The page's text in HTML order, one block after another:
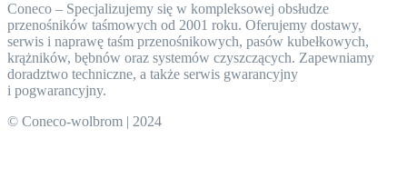
Coneco – Specjalizujemy się w kompleksowej obsłudze
przenośników taśmowych od 2001 roku. Oferujemy dostawy,
serwis i naprawę taśm przenośnikowych, pasów kubełkowych,
krążników, bębnów oraz systemów czyszczących. Zapewniamy
doradztwo techniczne, a także serwis gwarancyjny
i pogwarancyjny.
© Coneco-wolbrom | 2024